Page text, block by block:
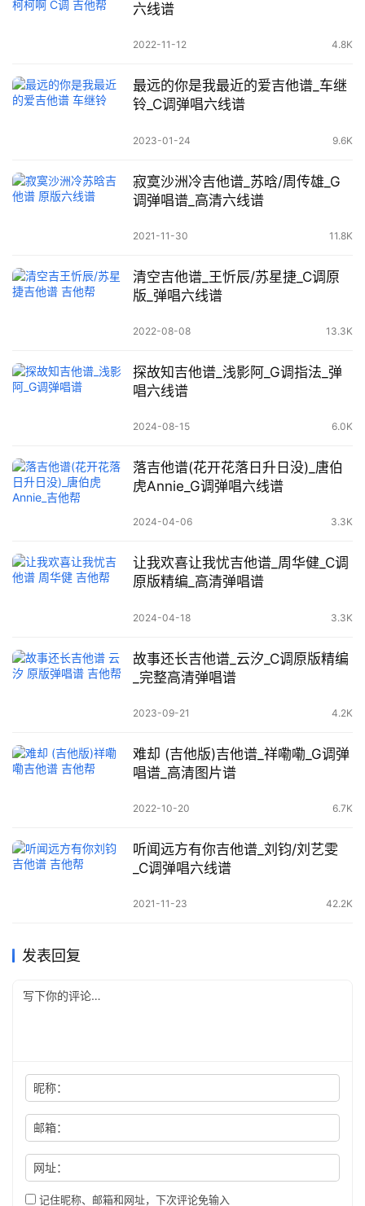
六线谱
2022-11-12 4.8K
最远的你是我最近的爱吉他谱_车继
铃_C调弹唱六线谱
2023-01-24 9.6K
寂寞沙洲冷吉他谱_苏晗/周传雄_G
调弹唱谱_高清六线谱
2021-11-30 11.8K
清空吉他谱_王忻辰/苏星捷_C调原
版_弹唱六线谱
2022-08-08 13.3K
探故知吉他谱_浅影阿_G调指法_弹
唱六线谱
2024-08-15 6.0K
落吉他谱(花开花落日升日没)_唐伯
虎Annie_G调弹唱六线谱
2024-04-06 3.3K
让我欢喜让我忧吉他谱_周华健_C调
原版精编_高清弹唱谱
2024-04-18 3.3K
故事还长吉他谱_云汐_C调原版精编
_完整高清弹唱谱
2023-09-21 4.2K
难却 (吉他版)吉他谱_祥嘞嘞_G调弹
唱谱_高清图片谱
2022-10-20 6.7K
听闻远方有你吉他谱_刘钧/刘艺雯
_C调弹唱六线谱
2021-11-23 42.2K
发表回复
昵称：
邮箱：
网址：
记住昵称、邮箱和网址，下次评论免输入